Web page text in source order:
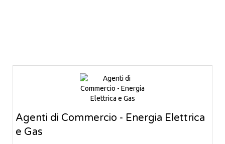
Agenti di Commercio - Energia Elettrica
e Gas